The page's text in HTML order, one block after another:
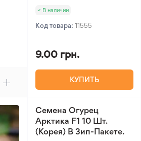
В наличии
Код товара: 11555
9.00 грн.
КУПИТЬ
Семена Огурец
Арктика F1 10 Шт.
(Корея) В Зип-Пакете.